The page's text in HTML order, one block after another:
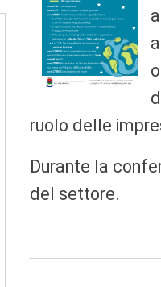
ruolo delle
Durante la
del settore.